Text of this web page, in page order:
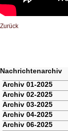
Zurück
Nachrichtenarchiv
Navigation
überspringen
Archiv 01-2025
Archiv 02-2025
Archiv 03-2025
Archiv 04-2025
Archiv 06-2025